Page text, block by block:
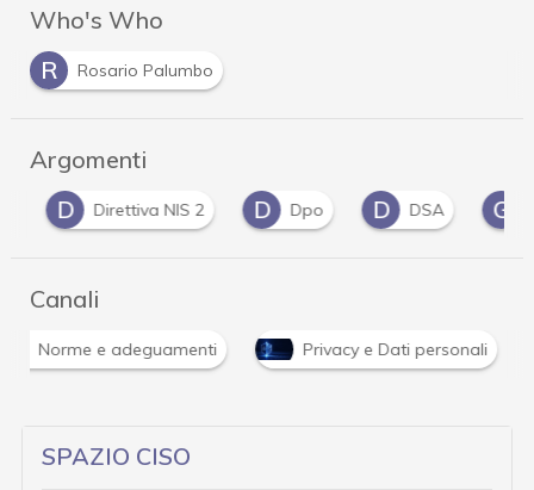
Who's Who
R
Rosario Palumbo
Argomenti
D
Direttiva NIS 2 D Dpo D DSA G
Canali
Norme e adeguamenti Privacy e Dati personali
SPAZIO CISO